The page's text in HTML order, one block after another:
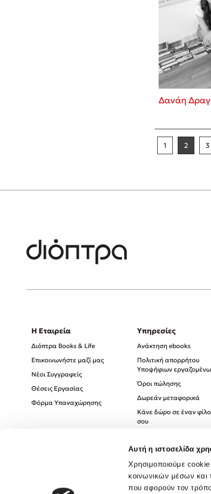
Αυτή η ιστοσελίδα
Χρησιμοποιούμε cookie
κοινωνικών μέσων και
που αφορούν τον
Δανάη
1 2 3
Η Εταιρεία
Διόπτρα Books & Life
Επικοινωνήστε μαζί μας
Νέοι Συγγραφείς
Θέσεις Εργασίας
Φόρμα Υπαναχώρησης
Υπηρεσίες
Ανάκτηση ebooks
Πολιτική απορρήτου
Υποψήφιων
Όροι πώλησης
Δωρεάν μεταφορικά
Κάνε δώρο σε έναν
σου
Πολιτική Απορρήτου
Όροι χρήσης